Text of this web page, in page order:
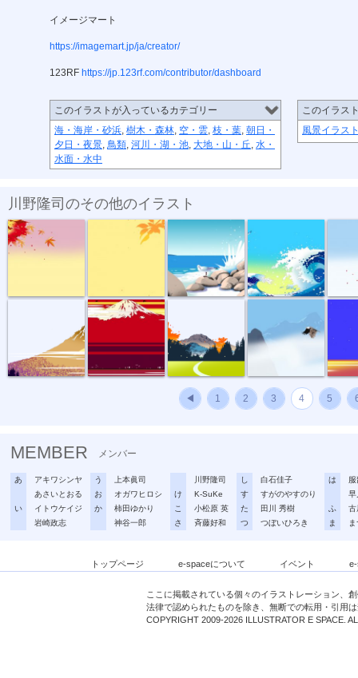
イメージマート
https://imagemart.jp/ja/creator/
123RF https://jp.123rf.com/contributor/dashboard
このイラストが入っているカテゴリー
海・海岸・砂浜, 樹木・森林, 空・雲, 枝・葉, 朝日・
夕日・夜景, 鳥類, 河川・湖・池, 大地・山・丘, 水・
水面・水中
このイラス
風景イラス
川野隆司のその他のイラスト
秋のフレーム 輝く秋の日 波間の鴎
燃える富士 秋へと続く道 孤高の鷲
◀ 1 2 3 4 5
MEMBER メンバー
あ
アキワシンヤ
あさいとおる
い
イトウケイジ
岩崎政志
う
上本眞司
お
オガワヒロシ
か
柿田ゆかり
神谷一郎
川野隆司
け
K-SuKe
こ
小松原 英
さ
斉藤好和
し
白石佳子
す
すがのやすのり
た
田川 秀樹
つ
つぼいひろき
は
早
ふ
古
ま
トップページ e-spaceについて イベント
ここに掲載されている個々のイラストレーション、
法律で認められたものを除き、無断での転用・引用
COPYRIGHT 2009-2026 ILLUSTRATOR E SPACE.